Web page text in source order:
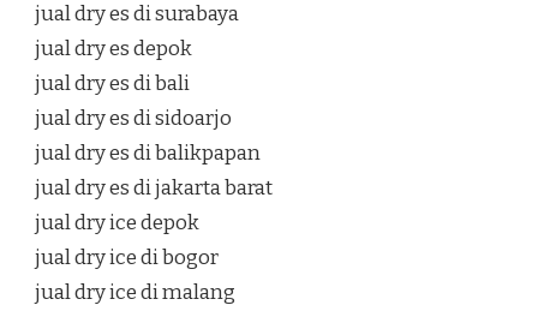
jual dry es di surabaya
jual dry es depok
jual dry es di bali
jual dry es di sidoarjo
jual dry es di balikpapan
jual dry es di jakarta barat
jual dry ice depok
jual dry ice di bogor
jual dry ice di malang